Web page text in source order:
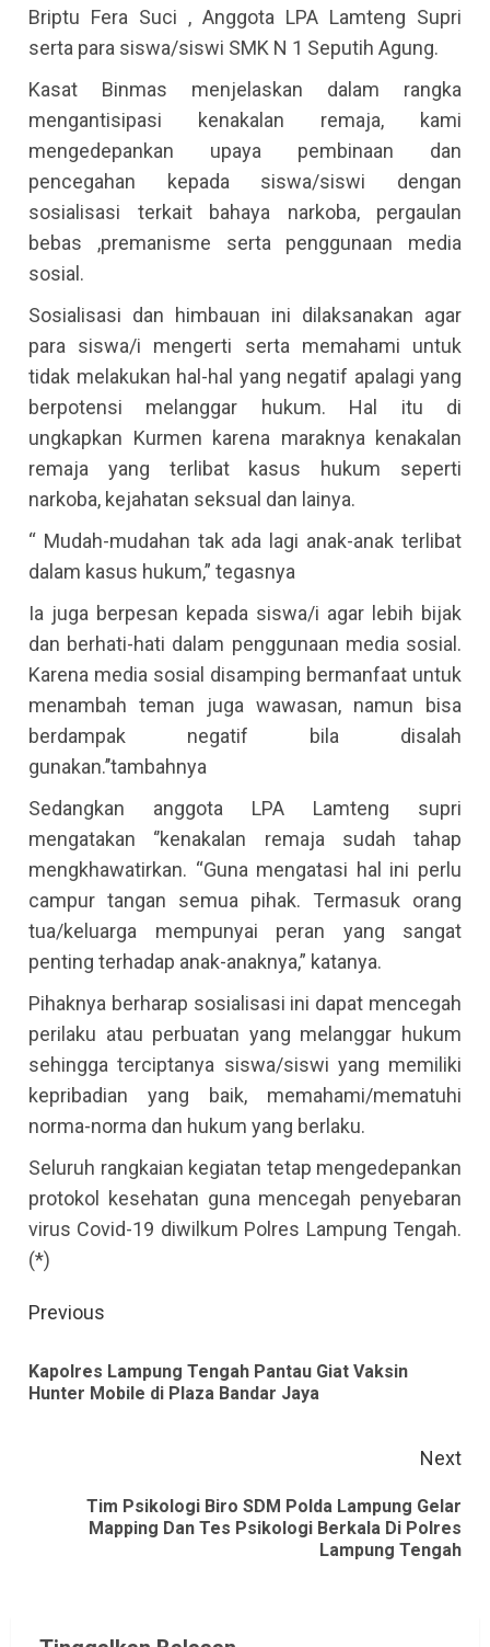
Briptu Fera Suci , Anggota LPA Lamteng Supri
serta para siswa/siswi SMK N 1 Seputih Agung.
Kasat Binmas menjelaskan dalam rangka
mengantisipasi kenakalan remaja, kami
mengedepankan upaya pembinaan dan
pencegahan kepada siswa/siswi dengan
sosialisasi terkait bahaya narkoba, pergaulan
bebas ,premanisme serta penggunaan media
sosial.
Sosialisasi dan himbauan ini dilaksanakan agar
para siswa/i mengerti serta memahami untuk
tidak melakukan hal-hal yang negatif apalagi yang
berpotensi melanggar hukum. Hal itu di
ungkapkan Kurmen karena maraknya kenakalan
remaja yang terlibat kasus hukum seperti
narkoba, kejahatan seksual dan lainya.
“ Mudah-mudahan tak ada lagi anak-anak terlibat
dalam kasus hukum,” tegasnya
Ia juga berpesan kepada siswa/i agar lebih bijak
dan berhati-hati dalam penggunaan media sosial.
Karena media sosial disamping bermanfaat untuk
menambah teman juga wawasan, namun bisa
berdampak negatif bila disalah
gunakan.’’tambahnya
Sedangkan anggota LPA Lamteng supri
mengatakan ‘’kenakalan remaja sudah tahap
mengkhawatirkan. “Guna mengatasi hal ini perlu
campur tangan semua pihak. Termasuk orang
tua/keluarga mempunyai peran yang sangat
penting terhadap anak-anaknya,” katanya.
Pihaknya berharap sosialisasi ini dapat mencegah
perilaku atau perbuatan yang melanggar hukum
sehingga terciptanya siswa/siswi yang memiliki
kepribadian yang baik, memahami/mematuhi
norma-norma dan hukum yang berlaku.
Seluruh rangkaian kegiatan tetap mengedepankan
protokol kesehatan guna mencegah penyebaran
virus Covid-19 diwilkum Polres Lampung Tengah.
(*)
Continue
Previous
Kapolres Lampung Tengah Pantau Giat Vaksin
Hunter Mobile di Plaza Bandar Jaya
Next
Tim Psikologi Biro SDM Polda Lampung Gelar
Mapping Dan Tes Psikologi Berkala Di Polres
Lampung Tengah